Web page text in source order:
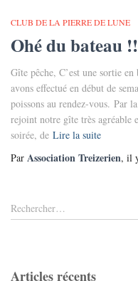
CLUB DE LA PIERRE DE LUNE
Ohé du bateau
Gîte pêche, C’est une sortie
avons effectué en début de
poissons au rendez-vous. Par
rejoint notre gîte très agréable
soirée, de Lire la suite
Par Association Treizerien, il
R
e
Rechercher…
Articles récents